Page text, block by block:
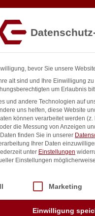
3/4″
€ exkl. MwSt.
bevor Sie unsere
alt sind und Ihre Einwilligung
um Erlaubnis
und andere Technologien auf
uns helfen, diese Website
können verarbeitet werden
die Messung von Anzeigen
finden Sie in unserer
Ihrer Daten
unter Einstellungen
Einstellungen
Service-Gruppen, für die
Marketing
Einwilligung